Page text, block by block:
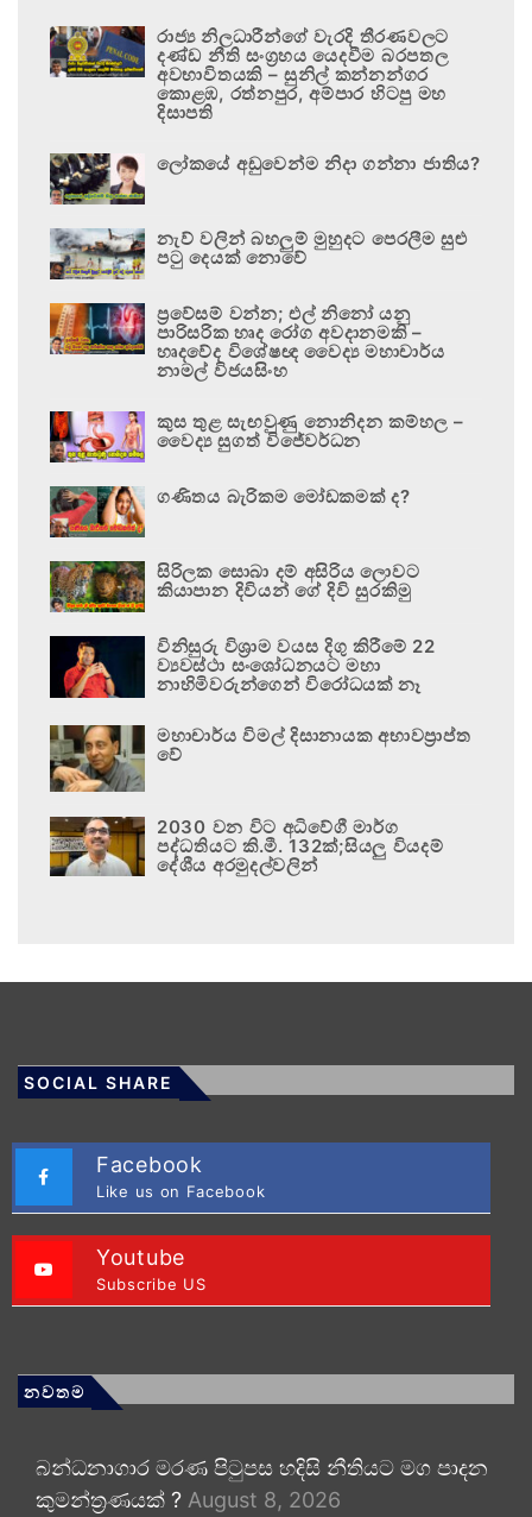
රාජ්‍ය නිලධාරීන්ගේ වැරදි තීරණවලට
දණ්ඩ නීති සංග්‍රහය යෙදවීම බරපතල
අවභාවිතයකි – සුනිල් කන්නන්ගර
කොළඹ, රත්නපුර, අම්පාර හිටපු මහ
දිසාපති
ලෝකයේ අඩුවෙන්ම නිදා ගන්නා ජාතිය?
නැව් වලින් බහලුම් මුහුදට පෙරලීම සුළු
පටු දෙයක් නොවේ
ප්‍රවේසම් වන්න; එල් නිනෝ යනු
පාරිසරික හෘද රෝග අවදානමකි –
හෘදවේද විශේෂඥ වෛද්‍ය මහාචාර්ය
නාමල් විජයසිංහ
කුස තුළ සැඟවුණු නොනිදන කම්හල –
වෛද්‍ය සුගත් විජේවර්ධන
ගණිතය බැරිකම මෝඩකමක් ද?
සිරිලක සොබා දම් අසිරිය ලොවට
කියාපාන දිවියන් ගේ දිවි සුරකිමු
විනිසුරු විශ්‍රාම වයස දිගු කිරීමේ 22
ව්‍යවස්ථා සංශෝධනයට මහා
නාහිමිවරුන්ගෙන් විරෝධයක් නෑ
මහාචාර්ය විමල් දිසානායක අභාවප්‍රාප්ත
වේ
2030 වන විට අධිවේගී මාර්ග
පද්ධතියට කි.මී. 132ක්;සියලු වියදම්
දේශීය අරමුදල්වලින්
SOCIAL SHARE
Facebook
Like us on Facebook
Youtube
Subscribe US
නවතම
බන්ධනාගාර මරණ පිටුපස හදිසි නීතියට මග පාදන
කුමන්ත්‍රණයක් ? August 8, 2026